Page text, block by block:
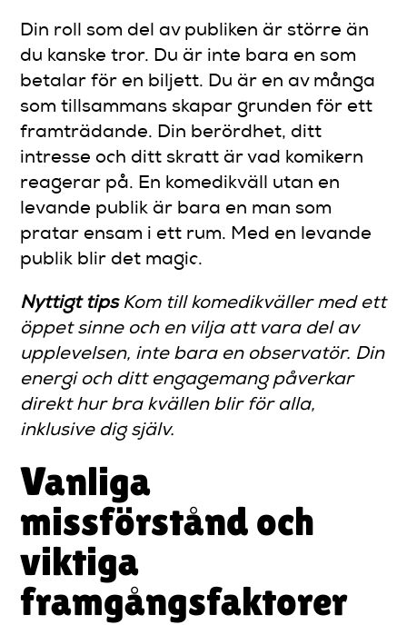
Din roll som del av publiken är större än
du kanske tror. Du är inte bara en som
betalar för en biljett. Du är en av många
som tillsammans skapar grunden för ett
framträdande. Din berördhet, ditt
intresse och ditt skratt är vad komikern
reagerar på. En komedikväll utan en
levande publik är bara en man som
pratar ensam i ett rum. Med en levande
publik blir det magic.
Nyttigt tips Kom till komedikväller med ett
öppet sinne och en vilja att vara del av
upplevelsen, inte bara en observatör. Din
energi och ditt engagemang påverkar
direkt hur bra kvällen blir för alla,
inklusive dig själv.
Vanliga
missförstånd och
viktiga
framgångsfaktorer